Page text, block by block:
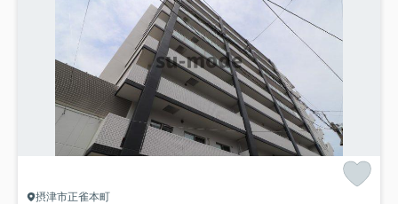
摂津市正雀本町